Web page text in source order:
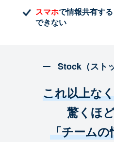
スマホで情報共有す
できない
Stock（スト
これ以上な
驚くほ
「チームの